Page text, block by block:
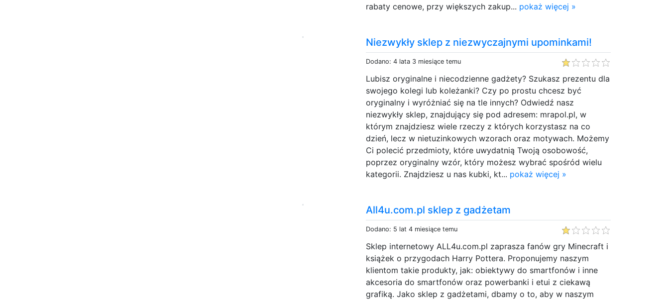
rabaty cenowe, przy większych zakup... pokaż więcej »
Niezwykły sklep z niezwyczajnymi upominkami!
Dodano: 4 lata 3 miesiące temu
Lubisz oryginalne i niecodzienne gadżety? Szukasz prezentu dla
swojego kolegi lub koleżanki? Czy po prostu chcesz być
oryginalny i wyróżniać się na tle innych? Odwiedź nasz
niezwykły sklep, znajdujący się pod adresem: mrapol.pl, w
którym znajdziesz wiele rzeczy z których korzystasz na co
dzień, lecz w nietuzinkowych wzorach oraz motywach. Możemy
Ci polecić przedmioty, które uwydatnią Twoją osobowość,
poprzez oryginalny wzór, który możesz wybrać spośród wielu
kategorii. Znajdziesz u nas kubki, kt... pokaż więcej »
All4u.com.pl sklep z gadżetam
Dodano: 5 lat 4 miesiące temu
Sklep internetowy ALL4u.com.pl zaprasza fanów gry Minecraft i
książek o przygodach Harry Pottera. Proponujemy naszym
klientom takie produkty, jak: obiektywy do smartfonów i inne
akcesoria do smartfonów oraz powerbanki i etui z ciekawą
grafiką. Jako sklep z gadżetami, dbamy o to, aby w naszym